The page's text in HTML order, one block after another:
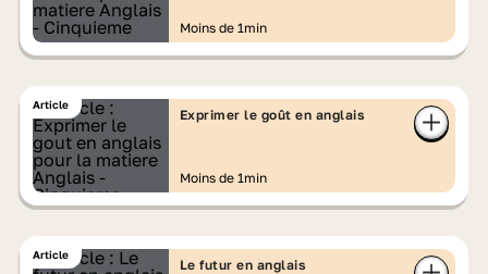
Moins de 1min
Article
Exprimer le goût en anglais
Moins de 1min
Article
Le futur en anglais